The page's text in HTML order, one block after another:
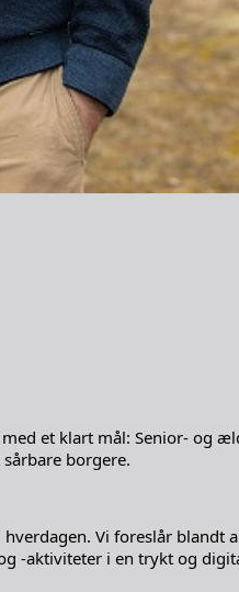
et klart mål: Senior- og
borgere.
Vi foreslår blandt
-aktiviteter i en trykt og